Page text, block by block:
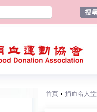
首頁 捐血名人堂